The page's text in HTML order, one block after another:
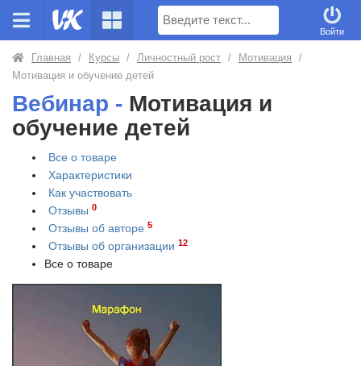
Поиск
Войти
Главная / Курсы / Личностный рост / Мотивация
/
Мотивация и обучение детей
Вебинар - Мотивация и
обучение детей
Все о товаре
Характеристики
Как участвовать
Отзывы 0
Отзывы об авторе 5
Отзывы об организации 12
Все о товаре